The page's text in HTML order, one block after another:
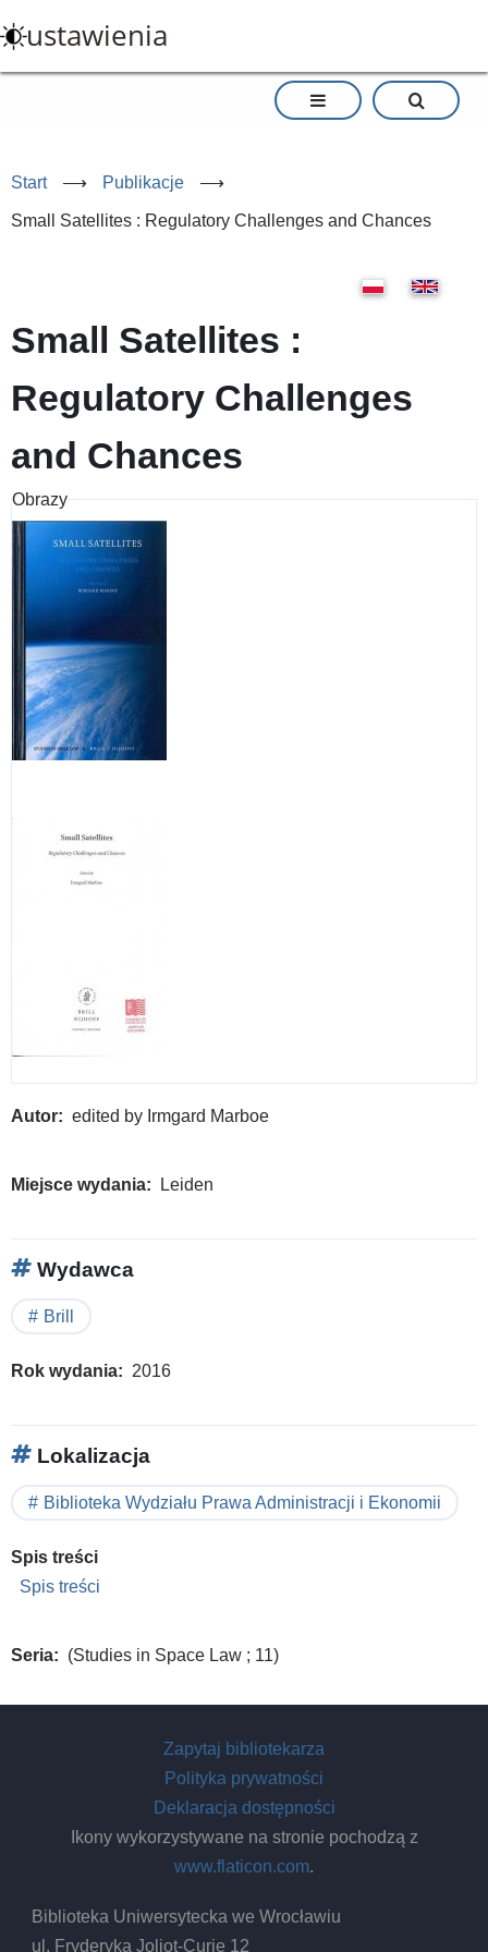
do
treści
ustawienia
Start ⟶ Publikacje ⟶
Small Satellites : Regulatory Challenges and Chances
Small Satellites :
Regulatory Challenges
and Chances
Obrazy
Autor edited by Irmgard Marboe
Miejsce wydania Leiden
Wydawca
Brill
Rok wydania 2016
Lokalizacja
Biblioteka Wydziału Prawa Administracji i Ekonomii
Spis treści
Spis treści
Seria (Studies in Space Law ; 11)
Zapytaj bibliotekarza
Polityka prywatności
Deklaracja dostępności
Ikony wykorzystywane na stronie pochodzą z
www.flaticon.com.
Biblioteka Uniwersytecka we Wrocławiu
ul. Fryderyka Joliot-Curie 12